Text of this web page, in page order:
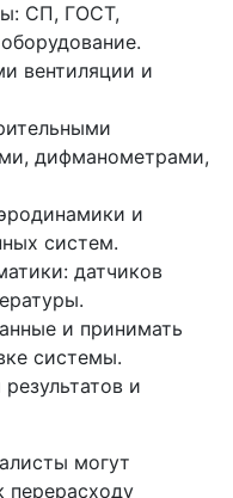
СП, ГОСТ,
вентиляции и
дифманометрами,
и
систем.
датчиков
и принимать
системы.
и
могут
перерасходу